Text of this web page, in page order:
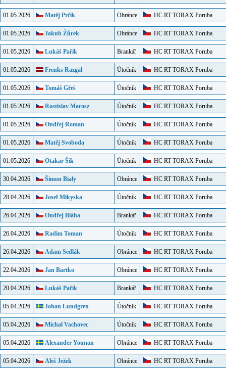
01.05.2026 Matěj Prčík Obránce HC RT TORAX Poruba
01.05.2026 Jakub Žůrek Obránce HC RT TORAX Poruba
01.05.2026 Lukáš Pařík Brankář HC RT TORAX Poruba
01.05.2026 Frenks Razgal Útočník HC RT TORAX Poruba
01.05.2026 Tomáš Gřeš Útočník HC RT TORAX Poruba
01.05.2026 Rostislav Marosz Útočník HC RT TORAX Poruba
01.05.2026 Ondřej Roman Útočník HC RT TORAX Poruba
01.05.2026 Matěj Svoboda Útočník HC RT TORAX Poruba
01.05.2026 Otakar Šik Útočník HC RT TORAX Poruba
30.04.2026 Šimon Bialy Obránce HC RT TORAX Poruba
28.04.2026 Josef Mikyska Útočník HC RT TORAX Poruba
26.04.2026 Ondřej Bláha Brankář HC RT TORAX Poruba
26.04.2026 Radim Toman Útočník HC RT TORAX Poruba
26.04.2026 Adam Sedlák Obránce HC RT TORAX Poruba
22.04.2026 Jan Bartko Obránce HC RT TORAX Poruba
20.04.2026 Lukáš Pařík Brankář HC RT TORAX Poruba
05.04.2026 Johan Lundgren Útočník HC RT TORAX Poruba
05.04.2026 Michal Vachovec Útočník HC RT TORAX Poruba
05.04.2026 Alexander Younan Obránce HC RT TORAX Poruba
05.04.2026 Aleš Ježek Obránce HC RT TORAX Poruba